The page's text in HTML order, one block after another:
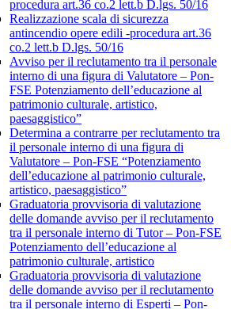
procedura art.36 co.2 lett.b D.lgs. 50/16
Realizzazione scala di sicurezza
antincendio opere edili -procedura art.36
co.2 lett.b D.lgs. 50/16
Avviso per il reclutamento tra il personale
interno di una figura di Valutatore – Pon-
FSE Potenziamento dell’educazione al
patrimonio culturale, artistico,
paesaggistico”
Determina a contrarre per reclutamento tra
il personale interno di una figura di
Valutatore – Pon-FSE “Potenziamento
dell’educazione al patrimonio culturale,
artistico, paesaggistico”
Graduatoria provvisoria di valutazione
delle domande avviso per il reclutamento
tra il personale interno di Tutor – Pon-FSE
Potenziamento dell’educazione al
patrimonio culturale, artistico
Graduatoria provvisoria di valutazione
delle domande avviso per il reclutamento
tra il personale interno di Esperti – Pon-